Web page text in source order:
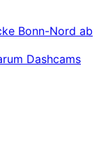
Bonn-Nord ab
Dashcams